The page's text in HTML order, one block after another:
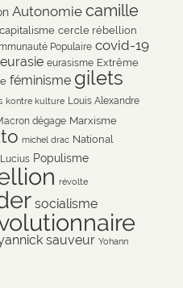
Autonomie camille
capitalisme cercle rébellion
Populaire covid-19
eurasie eurasisme Extrême
féminisme gilets
kontre kulture Louis Alexandre
dégage Marxisme
michel drac National
Populisme
révolte
socialisme
sauveur Yohann